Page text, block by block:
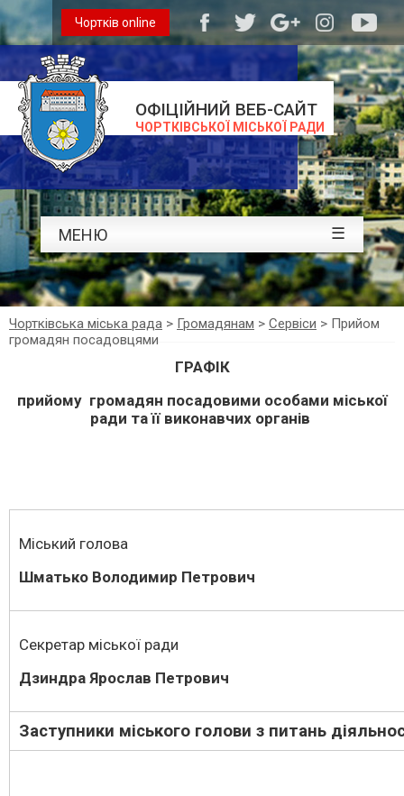
ОФІЦІЙНИЙ ВЕБ-САЙТ
ЧОРТКІВСЬКОЇ МІСЬКОЇ РАДИ
Чортків online
МЕНЮ ☰
Чортківська міська рада > Громадянам > Сервіси > Прийом
громадян посадовцями
ГРАФІК
прийому громадян посадовими особами міської
ради та її виконавчих органів
Міський голова
Шматько Володимир Петрович
Секретар міської ради
Дзиндра Ярослав Петрович
Заступники міського голови з питань